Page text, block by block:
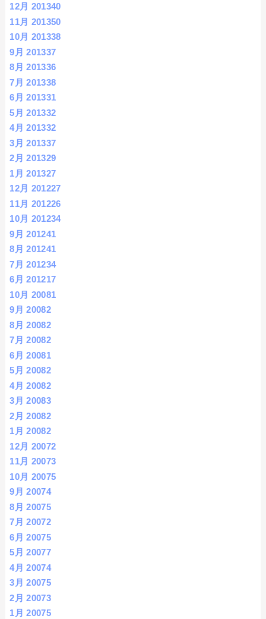
12月 201340
11月 201350
10月 201338
9月 201337
8月 201336
7月 201338
6月 201331
5月 201332
4月 201332
3月 201337
2月 201329
1月 201327
12月 201227
11月 201226
10月 201234
9月 201241
8月 201241
7月 201234
6月 201217
10月 20081
9月 20082
8月 20082
7月 20082
6月 20081
5月 20082
4月 20082
3月 20083
2月 20082
1月 20082
12月 20072
11月 20073
10月 20075
9月 20074
8月 20075
7月 20072
6月 20075
5月 20077
4月 20074
3月 20075
2月 20073
1月 20075